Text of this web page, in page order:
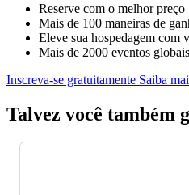
Reserve com o melhor preço
Mais de 100 maneiras de
Eleve sua hospedagem com
Mais de 2000 eventos
Inscreva-se gratuitamente Saiba
Talvez você também